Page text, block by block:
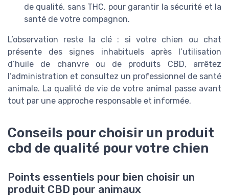
de qualité, sans THC, pour garantir la sécurité et la
santé de votre compagnon.
L’observation reste la clé : si votre chien ou chat
présente des signes inhabituels après l’utilisation
d’huile de chanvre ou de produits CBD, arrêtez
l’administration et consultez un professionnel de santé
animale. La qualité de vie de votre animal passe avant
tout par une approche responsable et informée.
Conseils pour choisir un produit
cbd de qualité pour votre chien
Points essentiels pour bien choisir un
produit CBD pour animaux